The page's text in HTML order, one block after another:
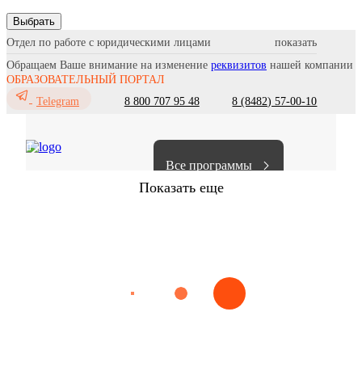
Выбрать
Отдел по работе с юридическими лицами
Обращаем Ваше внимание на изменение реквизитов нашей компании
ОБРАЗОВАТЕЛЬНЫЙ ПОРТАЛ
Telegram
8 800 707 95 48 8 (8482) 57-00-10
Все программы
Показать еще
Эпидемиология Медицинская помощь
Выберите направление